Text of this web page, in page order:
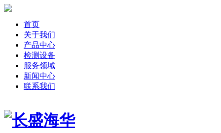
首页
关于我们
产品中心
检测设备
服务领域
新闻中心
联系我们